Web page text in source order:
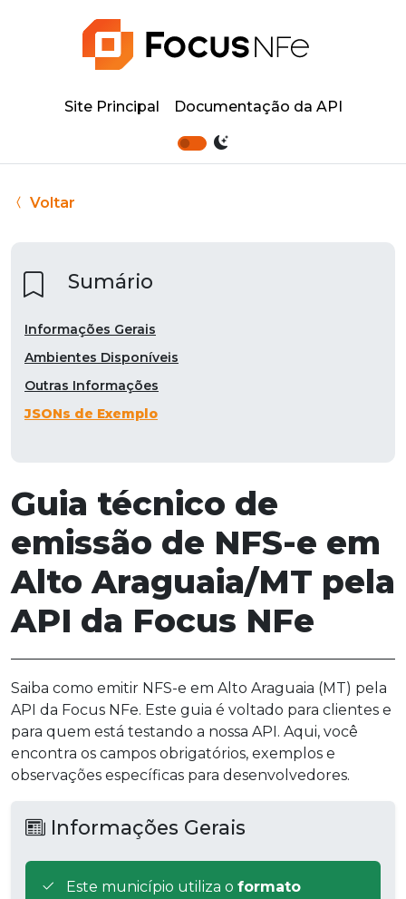
Site Principal Documentação da API
Voltar
Guia técnico de
emissão de NFS-e em
Alto Araguaia/MT pela
API da Focus NFe
Saiba como emitir NFS-e em Alto Araguaia (MT) pela
API da Focus NFe. Este guia é voltado para clientes e
para quem está testando a nossa API. Aqui, você
encontra os campos obrigatórios, exemplos e
observações específicas para desenvolvedores.
Informações Gerais
Este município utiliza o formato
Sumário
Informações Gerais
Ambientes Disponíveis
Outras Informações
JSONs de Exemplo